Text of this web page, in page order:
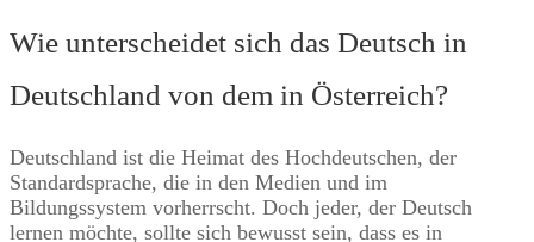
Wie unterscheidet sich das Deutsch in
Deutschland von dem in Österreich?
Deutschland ist die Heimat des Hochdeutschen, der
Standardsprache, die in den Medien und im
Bildungssystem vorherrscht. Doch jeder, der Deutsch
lernen möchte, sollte sich bewusst sein, dass es in